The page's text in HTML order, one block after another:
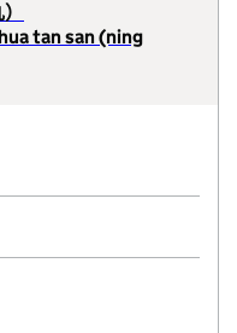
tan san (ning